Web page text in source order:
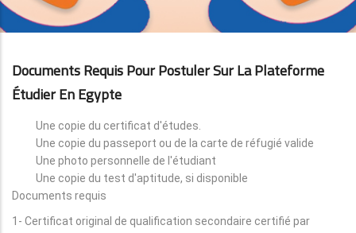
Documents Requis Pour Postuler Sur La Plateforme
Étudier En Egypte
Une copie du certificat d'études.
Une copie du passeport ou de la carte de réfugié valide
Une photo personnelle de l'étudiant
Une copie du test d'aptitude, si disponible
Documents requis
1- Certificat original de qualification secondaire certifié par